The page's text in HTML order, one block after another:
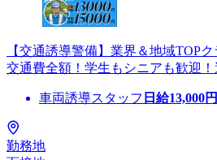
【交通誘導警備】業界＆地域TOP
交通費全額！学生もシニアも歓迎
車両誘導スタッフ 日給13,000
勤務地